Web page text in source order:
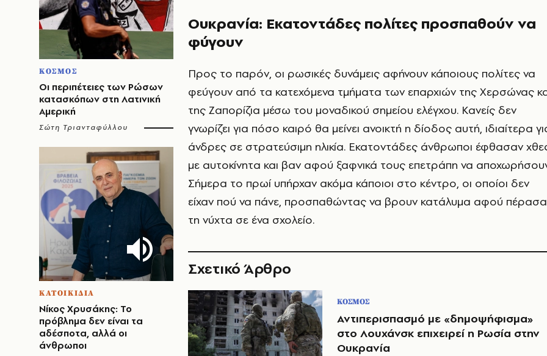
ΚΟΣΜΟΣ
Οι περιπέτειες των Ρώσων
κατασκόπων στη Λατινική
Αμερική
Σώτη Τριανταφύλλου
ΚΑΤΟΙΚΙΔΙΑ
Νίκος Χρυσάκης: Το
πρόβλημα δεν είναι τα
αδέσποτα, αλλά οι
άνθρωποι
Ουκρανία: Εκατοντάδες πολίτες προσπαθούν να
φύγουν
Προς το παρόν, οι ρωσικές δυνάμεις αφήνουν κάποιους πολίτες να
φεύγουν από τα κατεχόμενα τμήματα των επαρχιών της Χερσώνας
της Ζαπορίζια μέσω του μοναδικού σημείου ελέγχου. Κανείς δεν
γνωρίζει για πόσο καιρό θα μείνει ανοικτή η δίοδος αυτή, ιδιαίτερα
άνδρες σε στρατεύσιμη ηλικία. Εκατοντάδες άνθρωποι έφθασαν
με αυτοκίνητα και βαν αφού ξαφνικά τους επετράπη να
Σήμερα το πρωί υπήρχαν ακόμα κάποιοι στο κέντρο, οι οποίοι δεν
είχαν πού να πάνε, προσπαθώντας να βρουν κατάλυμα αφού
τη νύχτα σε ένα σχολείο.
Σχετικό Άρθρο
ΚΟΣΜΟΣ
Αντιπερισπασμό με «δημοψήφισμα»
στο Λουχάνσκ επιχειρεί η Ρωσία στην
Ουκρανία